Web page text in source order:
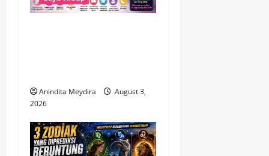
Anindita Meydira
August 3,
2026